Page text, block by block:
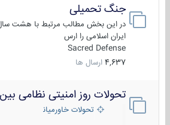
جنگ تحمیلی
در این بخش مطالب مرتبط با هشت سال
ایران اسلامی را ارس
Sacred Defense
4,637 ارسال ها
تحولات روز امنیتی نظامی بین
تحولات خاورمیانه